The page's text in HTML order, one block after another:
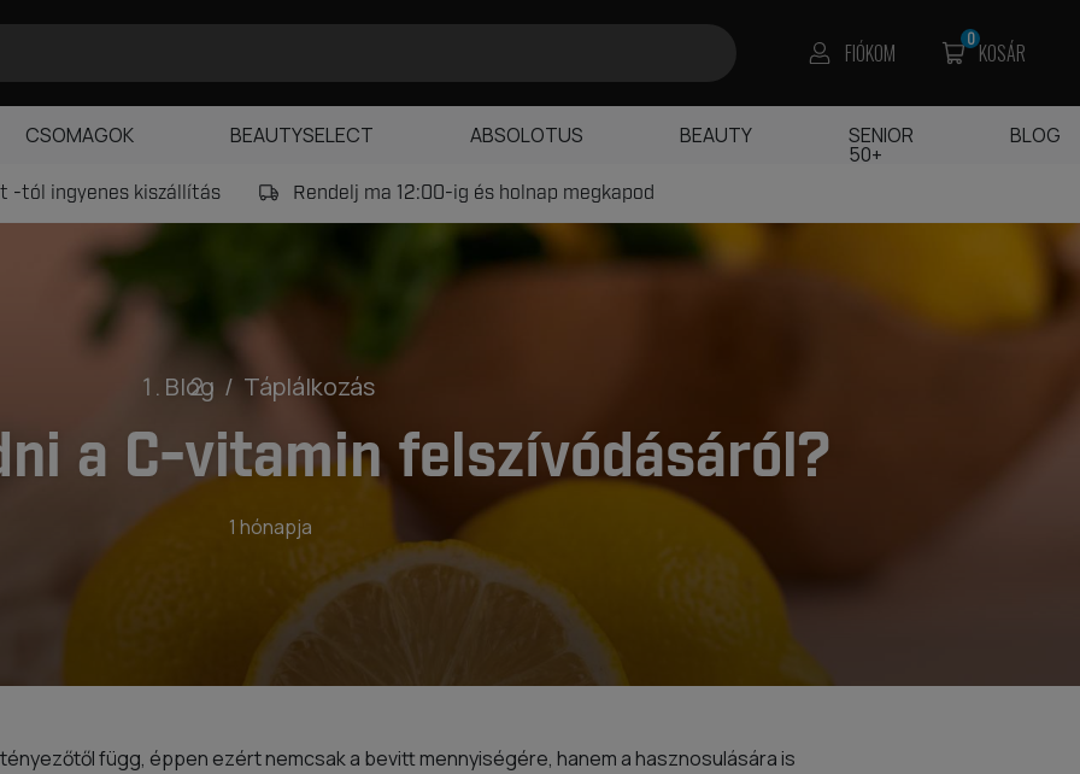
-tól ingyenes kiszállítás Rendelj ma 12:00-ig és holnap megkapod
Blog Táplálkozás
a C-vitamin felszívódásáról?
1 hónapja
függ, éppen ezért nemcsak a bevitt mennyiségére, hanem a hasznosulására is
FIÓKOM KOSÁR
0
CSOMAGOK BEAUTYSELECT ABSOLOTUS BEAUTY SENIOR
50+
BLOG